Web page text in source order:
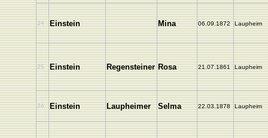
24 Einstein Mina 06.09.1872 Laupheim
25 Einstein Regensteiner Rosa 21.07.1861 Laupheim
26 Einstein Laupheimer Selma 22.03.1878 Laupheim